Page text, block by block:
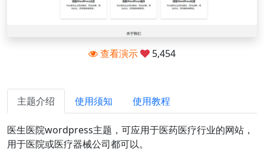
查看演示 5,454
主题介绍 使用须知 使用教程
医生医院wordpress主题，可应用于医药医疗行业的网站，
用于医院或医疗器械公司都可以。